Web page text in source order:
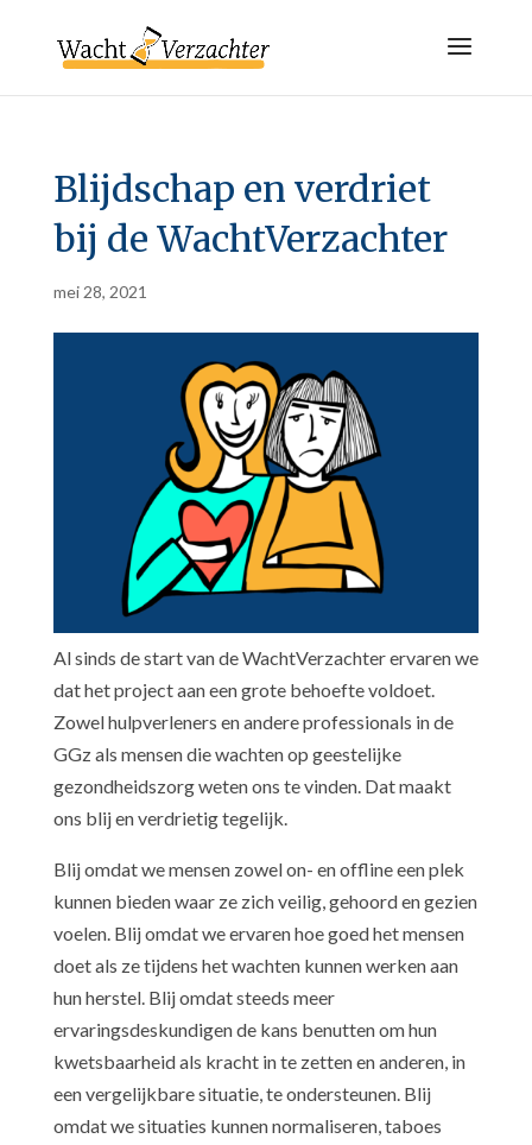
Blijdschap en verdriet
bij de WachtVerzachter
mei 28, 2021
Al sinds de start van de WachtVerzachter ervaren we
dat het project aan een grote behoefte voldoet.
Zowel hulpverleners en andere professionals in de
GGz als mensen die wachten op geestelijke
gezondheidszorg weten ons te vinden. Dat maakt
ons blij en verdrietig tegelijk.
Blij omdat we mensen zowel on- en offline een plek
kunnen bieden waar ze zich veilig, gehoord en gezien
voelen. Blij omdat we ervaren hoe goed het mensen
doet als ze tijdens het wachten kunnen werken aan
hun herstel. Blij omdat steeds meer
ervaringsdeskundigen de kans benutten om hun
kwetsbaarheid als kracht in te zetten en anderen, in
een vergelijkbare situatie, te ondersteunen. Blij
omdat we situaties kunnen normaliseren, taboes